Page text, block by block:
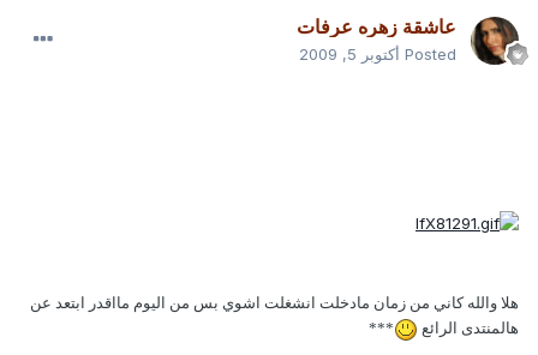
عاشقة زهره عرفات
Posted أكتوبر 5, 2009
هلا والله كاني من زمان مادخلت انشغلت اشوي بس من اليوم مااقدر ابتعد عن
هالمنتدى الرائع
***